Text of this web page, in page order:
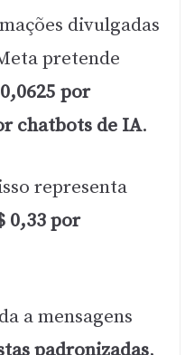
divulgadas
pretende
por
chatbots de IA.
representa
0,33 por
a mensagens